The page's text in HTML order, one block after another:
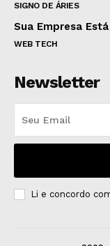
SIGNO DE ÁRIES
Sua Empresa
WEB TECH
Newsletter
Li e concordo